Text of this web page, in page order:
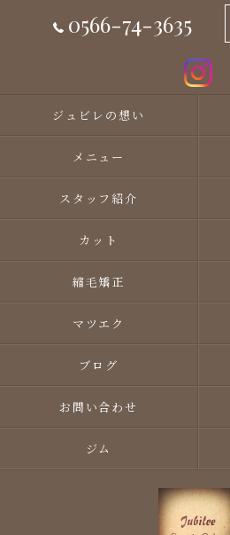
0566-74-3635
ジュビレの想い
メニュー
スタッフ紹介
カット
縮毛矯正
マツエク
ブログ
お問い合わせ
ジム